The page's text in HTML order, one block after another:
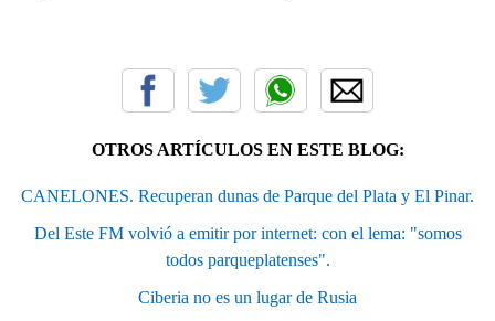
OTROS ARTÍCULOS EN ESTE BLOG:
CANELONES. Recuperan dunas de Parque del Plata y El Pinar.
Del Este FM volvió a emitir por internet: con el lema: "somos
todos parqueplatenses".
Ciberia no es un lugar de Rusia